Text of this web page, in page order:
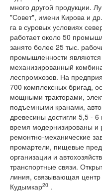
много другой продукции.
"Совет", имени Кирова и
га в суровых условиях
работает около 50
занято более 25 тыс.
промышленности являются
механизированный
леспромхозов. На
700 комплексных бригад,
мощными тракторами,
подъемными кранами,
древесины достигли 5,5 -
время модернизированы и
ремонтно-механические
промартели, пищевые
организации и
транспортные связи.
линия, связывающая
Кудымкар20 .